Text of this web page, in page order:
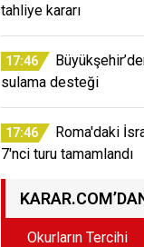
tahliye kararı
17:46
sulama desteği
17:46
Roma'daki
7'nci turu tamamlandı
Okurların Tercihi